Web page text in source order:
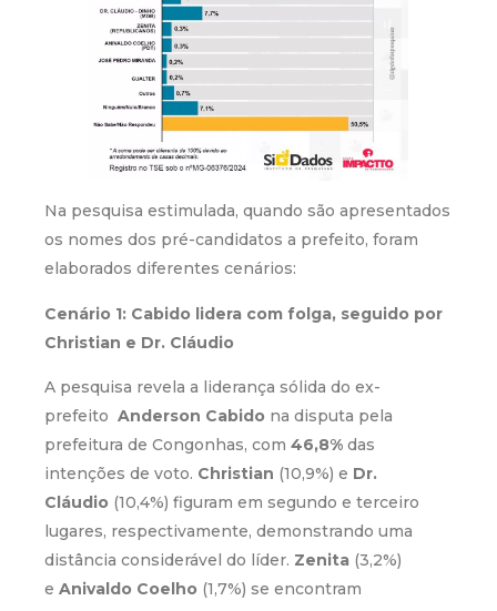
Na pesquisa estimulada, quando são apresentados
os nomes dos pré-candidatos a prefeito, foram
elaborados diferentes cenários:
Cenário 1: Cabido lidera com folga, seguido por
Christian e Dr. Cláudio
A pesquisa revela a liderança sólida do ex-
prefeito Anderson Cabido na disputa pela
prefeitura de Congonhas, com 46,8% das
intenções de voto. Christian (10,9%) e Dr.
Cláudio (10,4%) figuram em segundo e terceiro
lugares, respectivamente, demonstrando uma
distância considerável do líder. Zenita (3,2%)
e Anivaldo Coelho (1,7%) se encontram